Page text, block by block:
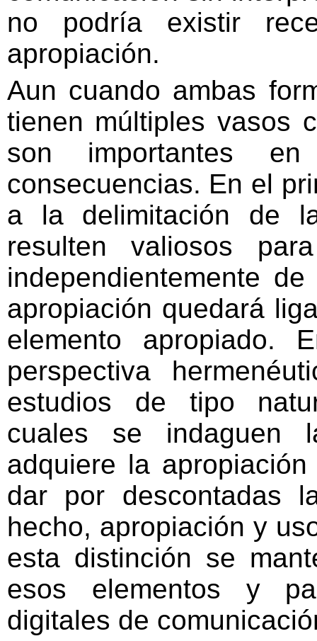
no podría existir
apropiación.
Aun cuando ambas
tienen múltiples vasos
son importantes
consecuencias. En el
a la delimitación de
resulten valiosos
independientemente
apropiación quedará
elemento apropiado.
perspectiva
estudios de tipo
cuales se indaguen
adquiere la
dar por descontadas
hecho, apropiación y
esta distinción se
esos elementos y
digitales de